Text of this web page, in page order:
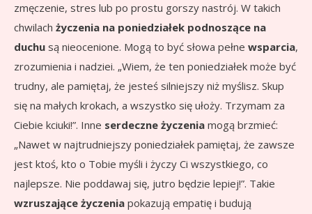
zmęczenie, stres lub po prostu gorszy nastrój. W takich
chwilach życzenia na poniedziałek podnoszące na
duchu są nieocenione. Mogą to być słowa pełne wsparcia,
zrozumienia i nadziei. „Wiem, że ten poniedziałek może być
trudny, ale pamiętaj, że jesteś silniejszy niż myślisz. Skup
się na małych krokach, a wszystko się ułoży. Trzymam za
Ciebie kciuki!”. Inne serdeczne życzenia mogą brzmieć:
„Nawet w najtrudniejszy poniedziałek pamiętaj, że zawsze
jest ktoś, kto o Tobie myśli i życzy Ci wszystkiego, co
najlepsze. Nie poddawaj się, jutro będzie lepiej!”. Takie
wzruszające życzenia pokazują empatię i budują